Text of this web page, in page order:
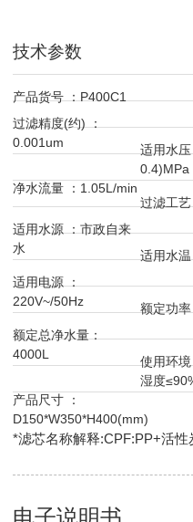
技术参数
产品货号 ：P400C1
过滤精度(约) ：
0.001um
适用水
0.4)MPa
净水流量 ：1.05L/min
过滤工
适用水源 ：市政自来
水
适用水
适用电源 ：
220V~/50Hz
额定功
额定总净水量：
4000L
使用环
湿度
产品尺寸 ：
D150*W350*H400(mm)
*滤芯名称解释:CPF:PP+活
电子说明书